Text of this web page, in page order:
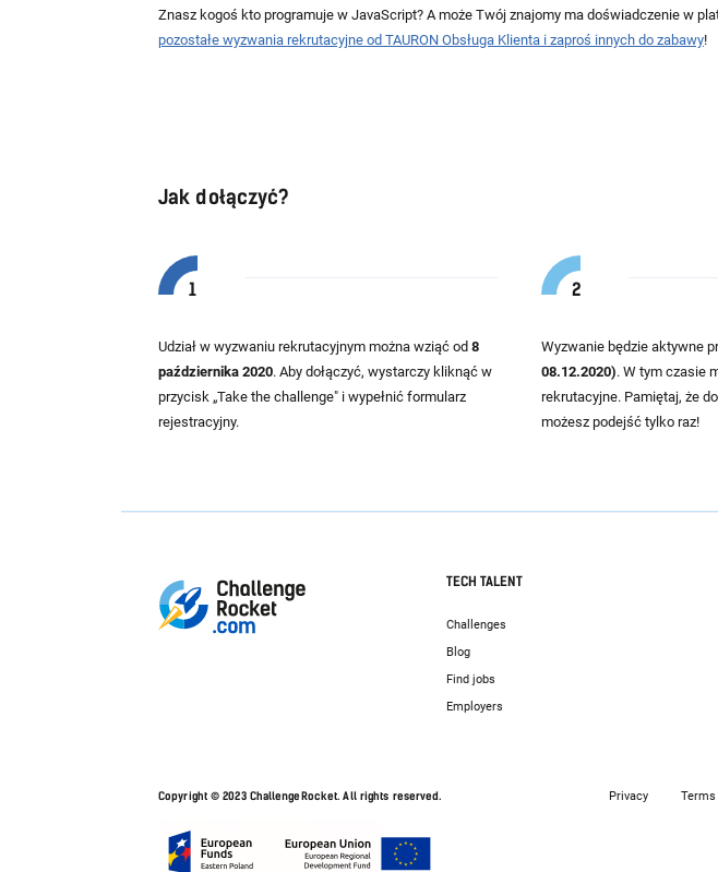
Znasz kogoś kto programuje w JavaScript? A może Twój znajomy ma doświadczenie w
pozostałe wyzwania rekrutacyjne od TAURON Obsługa Klienta i zaproś innych do zabawy!
Jak dołączyć?
Udział w wyzwaniu rekrutacyjnym można wziąć od 8
października 2020. Aby dołączyć, wystarczy kliknąć w
przycisk „Take the challenge" i wypełnić formularz
rejestracyjny.
Wyzwanie będzie aktywne
08.12.2020). W tym czasie
rekrutacyjne. Pamiętaj, że
możesz podejść tylko raz!
TECH TALENT
Challenges
Blog
Find jobs
Employers
Copyright © 2023 ChallengeRocket. All rights reserved. Privacy Terms